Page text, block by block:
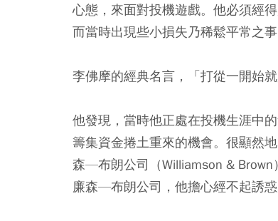
心態，來面對投機遊戲。他必須經
而當時出現些小損失乃稀鬆平常之事
李佛摩的經典名言，「打從一開始
他發現，當時他正處在投機生涯中
籌集資金捲土重來的機會。很顯然
森—布朗公司（Williamson &
廉森—布朗公司，他擔心經不起誘